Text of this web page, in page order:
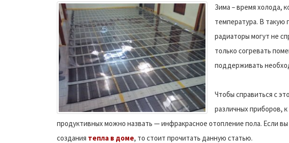
Зима – время холода,
температура. В
радиаторы могут не
только согревать
поддерживать
Чтобы справиться с
различных приборов,
продуктивных можно назвать — инфракрасное отопление пола. Если вы
создания тепла в доме, то стоит прочитать данную статью.